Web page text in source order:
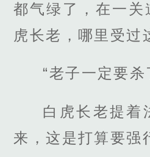
都气绿了，在一关
虎长老，哪里受过
“老子一定要杀
白虎长老提着
来，这是打算要强